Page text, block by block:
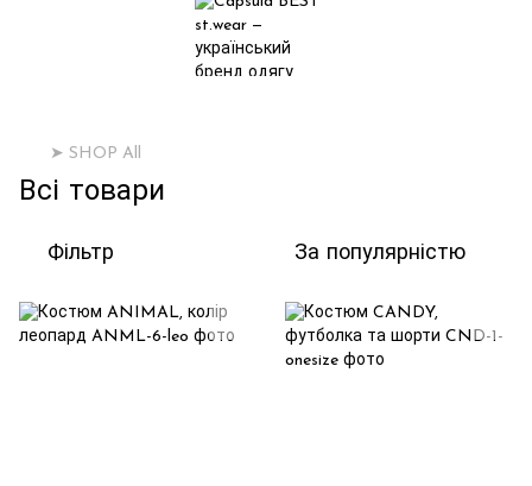
➤ SHOP All
Всі товари
Фільтр За популярністю